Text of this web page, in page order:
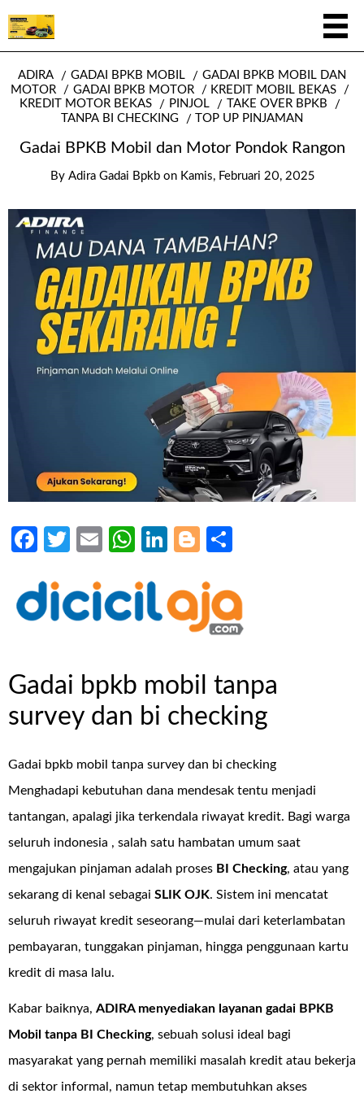
ADIRA GADAI BPKB MOBIL
GADAI BPKB MOBIL DAN
MOTOR
GADAI BPKB MOTOR
KREDIT MOBIL BEKAS
KREDIT MOTOR BEKAS
PINJOL
TAKE OVER BPKB
TANPA BI CHECKING
TOP UP PINJAMAN
Gadai BPKB Mobil dan Motor Pondok Rangon
By Adira Gadai Bpkb on Kamis, Februari 20, 2025
Facebook
Twitter
EmailWhatsApp
LinkedIn
Blogger
Gadai bpkb mobil tanpa
survey dan bi checking
Gadai bpkb mobil tanpa survey dan bi checking
Menghadapi kebutuhan dana mendesak tentu menjadi
tantangan, apalagi jika terkendala riwayat kredit. Bagi warga
seluruh indonesia , salah satu hambatan umum saat
mengajukan pinjaman adalah proses BI Checking, atau yang
sekarang di kenal sebagai SLIK OJK. Sistem ini mencatat
seluruh riwayat kredit seseorang—mulai dari keterlambatan
pembayaran, tunggakan pinjaman, hingga penggunaan kartu
kredit di masa lalu.
Kabar baiknya, ADIRA menyediakan layanan gadai BPKB
Mobil tanpa BI Checking, sebuah solusi ideal bagi
masyarakat yang pernah memiliki masalah kredit atau bekerja
di sektor informal, namun tetap membutuhkan akses